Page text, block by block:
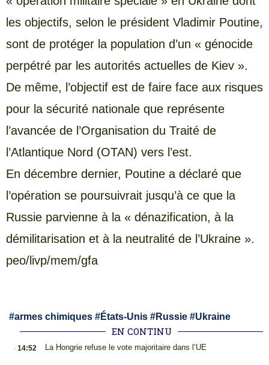
les objectifs, selon le président Vladimir Poutine,
sont de protéger la population d’un « génocide
perpétré par les autorités actuelles de Kiev ».
De même, l’objectif est de faire face aux risques
pour la sécurité nationale que représente
l’avancée de l’Organisation du Traité de
l’Atlantique Nord (OTAN) vers l’est.
En décembre dernier, Poutine a déclaré que
l’opération se poursuivrait jusqu’à ce que la
Russie parvienne à la « dénazification, à la
démilitarisation et à la neutralité de l’Ukraine ».
peo/livp/mem/gfa
#armes chimiques #États-Unis #Russie #Ukraine
EN CONTINU
.14:52 La Hongrie refuse le vote majoritaire dans l’UE